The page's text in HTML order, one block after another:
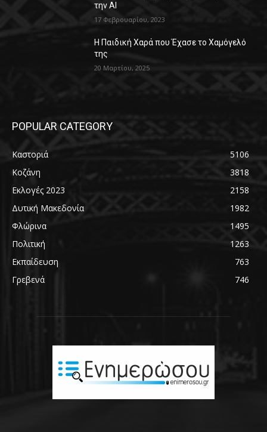
την AI
17 Φεβρουαρίου, 2023
Η Παιδική Χαρά που Έχασε το Χαμόγελό
της
20 Μαρτίου, 2025
POPULAR CATEGORY
Καστοριά
5106
Κοζάνη
3818
Εκλογές 2023
2158
Δυτική Μακεδονία
1982
Φλώρινα
1495
Πολιτική
1263
Εκπαίδευση
763
Γρεβενά
746